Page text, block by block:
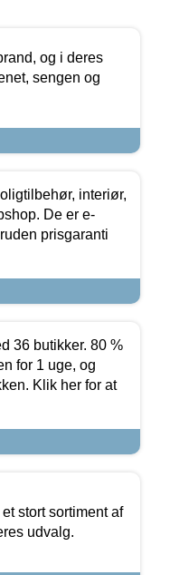
og i deres
sengen og
interiør,
De er e-
prisgaranti
36 butikker. 80 %
for 1 uge, og
Klik her for at
stort sortiment af
udvalg.